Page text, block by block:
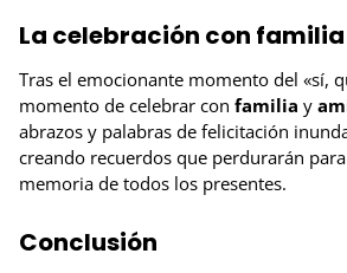
La celebración con
Tras el emocionante momento del «sí,
momento de celebrar con familia y
abrazos y palabras de felicitación
creando recuerdos que perdurarán
memoria de todos los presentes.
Conclusión